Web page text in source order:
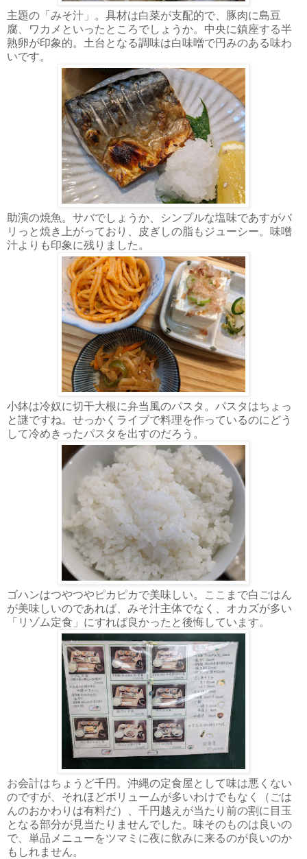
主題の「みそ汁」。具材は白菜が支配的で、豚肉に島豆
腐、ワカメといったところでしょうか。中央に鎮座する半
熟卵が印象的。土台となる調味は白味噌で円みのある味わ
いです。
助演の焼魚。サバでしょうか、シンプルな塩味であすがバ
リっと焼き上がっており、皮ぎしの脂もジューシー。味噌
汁よりも印象に残りました。
小鉢は冷奴に切干大根に弁当風のパスタ。パスタはちょっ
と謎ですね。せっかくライブで料理を作っているのにどう
して冷めきったパスタを出すのだろう。
ゴハンはつやつやピカピカで美味しい。ここまで白ごはん
が美味しいのであれば、みそ汁主体でなく、オカズが多い
「リゾム定食」にすれば良かったと後悔しています。
お会計はちょうど千円。沖縄の定食屋として味は悪くない
のですが、それほどボリュームが多いわけでもなく（ごは
んのおかわりは有料だ）、千円越えが当たり前の割に目玉
となる部分が見当たりませんでした。味そのものは良いの
で、単品メニューをツマミに夜に飲みに来るのが良いのか
もしれません。